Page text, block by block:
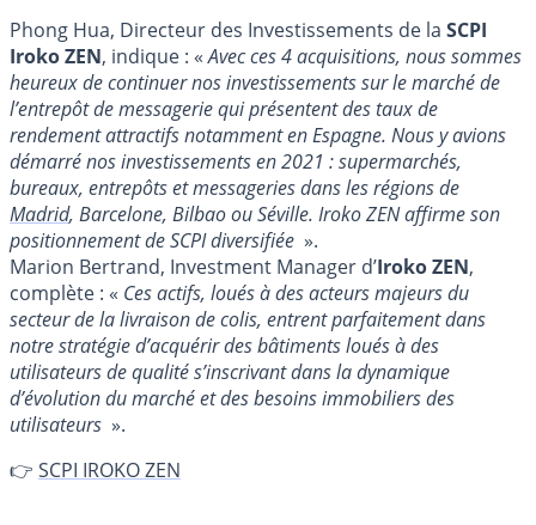
Phong Hua, Directeur des Investissements de la SCPI
Iroko ZEN, indique : «Avec ces 4 acquisitions, nous sommes
heureux de continuer nos investissements sur le marché de
l’entrepôt de messagerie qui présentent des taux de
rendement attractifs notamment en Espagne. Nous y avions
démarré nos investissements en 2021 : supermarchés,
bureaux, entrepôts et messageries dans les régions de
Madrid, Barcelone, Bilbao ou Séville. Iroko ZEN affirme son
positionnement de SCPI diversifiée ».
Marion Bertrand, Investment Manager d’Iroko ZEN,
complète : « Ces actifs, loués à des acteurs majeurs du
secteur de la livraison de colis, entrent parfaitement dans
notre stratégie d’acquérir des bâtiments loués à des
utilisateurs de qualité s’inscrivant dans la dynamique
d’évolution du marché et des besoins immobiliers des
utilisateurs ».
👉 SCPI IROKO ZEN